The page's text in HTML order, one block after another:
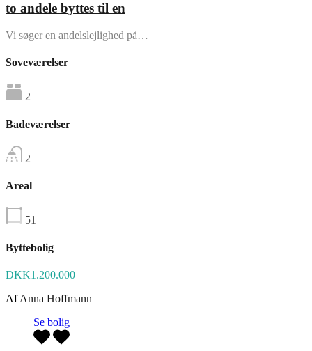
to andele byttes til en
Vi søger en andelslejlighed på…
Soveværelser
2
Badeværelser
2
Areal
51
Byttebolig
DKK1.200.000
AfAnna Hoffmann
Se bolig